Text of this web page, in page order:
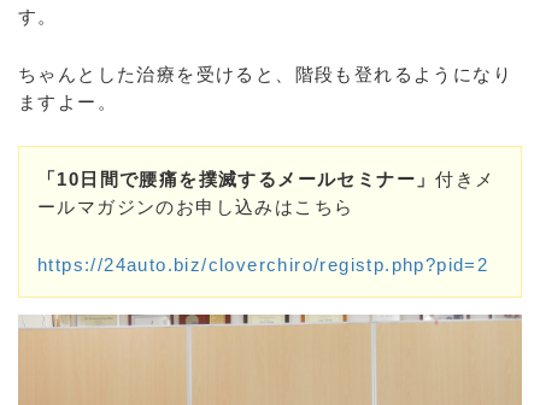
す。
ちゃんとした治療を受けると、階段も登れるようになり
ますよー。
「10日間で腰痛を撲滅するメールセミナー」付きメ
ールマガジンのお申し込みはこちら
https://24auto.biz/cloverchiro/registp.php?pid=2